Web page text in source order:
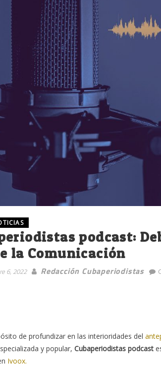
podcast:
la Comunicación
6, 2022 Redacción Cubaperiodistas
de profundizar en las interioridades del
y popular, Cubaperiodistas podcast
Ivoox.